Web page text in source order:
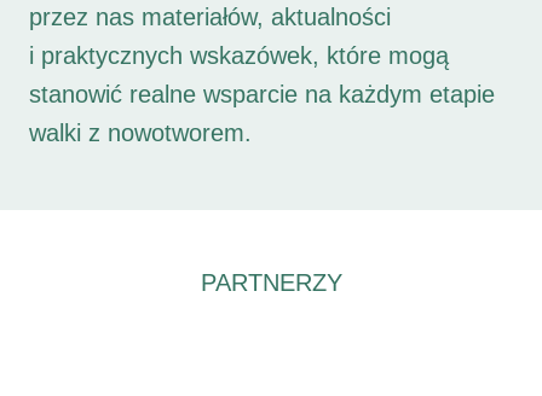
przez nas materiałów, aktualności
i praktycznych wskazówek, które mogą
stanowić realne wsparcie na każdym etapie
walki z nowotworem.
PARTNERZY